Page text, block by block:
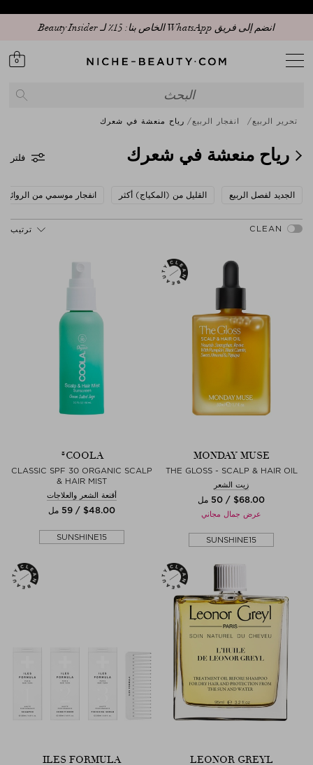
تأخير مؤقت في التسليم
0
تحرير الربيع انفجار الربيع رياح منعشة في شعرك
رياح منعشة في شعرك فلتر
الجديد لفصل الربيع القليل من (المكياج) أكثر انفجار موسمي من الروائح
ترتيب
MONDAY MUSE
THE GLOSS - SCALP & HAIR OIL
زيت الشعر
$‌68.00 / 50 مل
عرض جمال مجاني
SUNSHINE15
COOLA®
CLASSIC SPF 30 ORGANIC SCALP
& HAIR MIST
أقنعة الشعر والعلاجات
$‌48.00 / 59 مل
SUNSHINE15
LEONOR GREYL
ILES FORMULA